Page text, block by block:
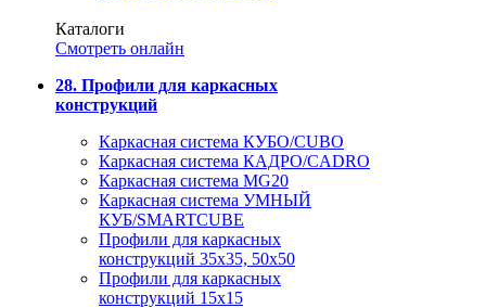
Каталоги
Смотреть онлайн
28. Профили для каркасных
конструкций
Каркасная система КУБО/CUBO
Каркасная система КАДРО/CADRO
Каркасная система MG20
Каркасная система УМНЫЙ
КУБ/SMARTCUBE
Профили для каркасных
конструкций 35x35, 50x50
Профили для каркасных
конструкций 15х15